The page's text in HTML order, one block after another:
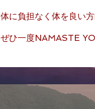
体に負担なく体を良い
ぜひ一度NAMASTE